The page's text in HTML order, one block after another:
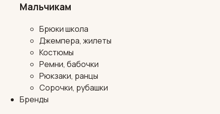
Мальчикам
Брюки школа
Джемпера, жилеты
Костюмы
Ремни, бабочки
Рюкзаки, ранцы
Сорочки, рубашки
Бренды